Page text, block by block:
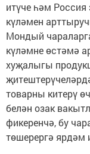
итүче һәм
күләмен
Мондый
күләмне өстәмә
хуҗалыгы
товарны китерү
белән озак
фикеренчә, бу
төшерергә ярдәм